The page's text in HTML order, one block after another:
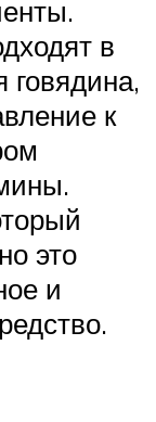
в
говядина,
к
это
и